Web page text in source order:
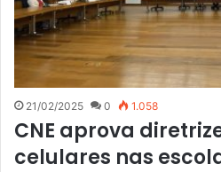
21/02/2025 0 1.058
CNE aprova
celulares nas